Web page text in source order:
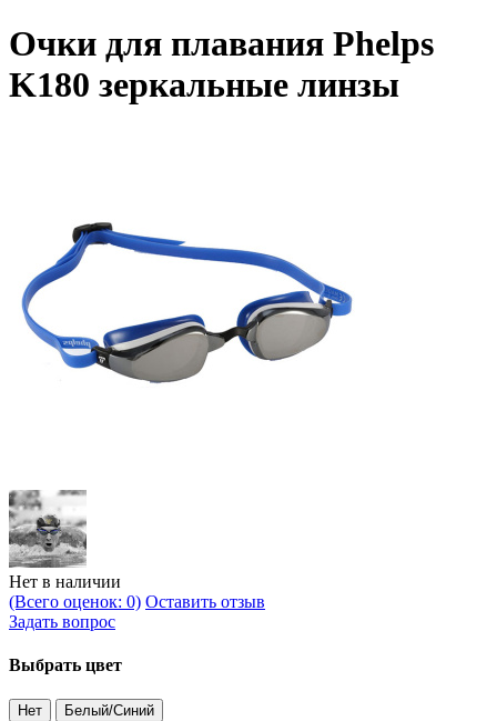
Очки для плавания Phelps
K180 зеркальные линзы
Нет в наличии
(Всего оценок: 0) Оставить отзыв
Задать вопрос
Выбрать цвет
Нет Белый/Синий